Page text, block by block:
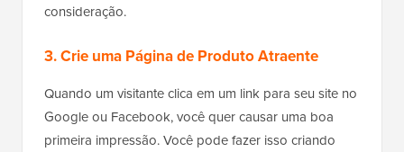
consideração.
3. Crie uma Página de Produto Atraente
Quando um visitante clica em um link para seu site no
Google ou Facebook, você quer causar uma boa
primeira impressão. Você pode fazer isso criando